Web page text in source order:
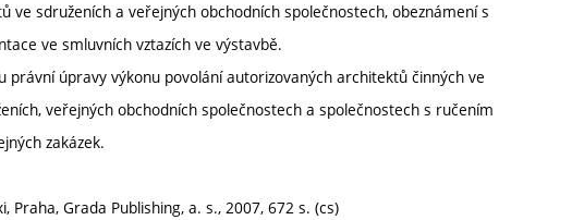
ve sdruženích a veřejných obchodních společnostech, obeznámení s
ve smluvních vztazích ve výstavbě.
právní úpravy výkonu povolání autorizovaných architektů činných ve
veřejných obchodních společnostech a společnostech s ručením
zakázek.
Grada Publishing, a. s., 2007, 672 s. (cs)